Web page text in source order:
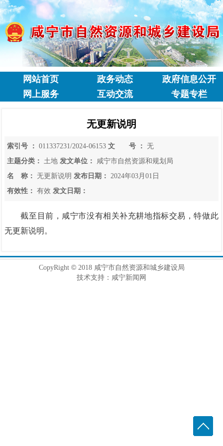
网站首页 政务动态
政府信息公开
网上服务
互动交流 专题专栏
无更新说明
索引号 ： 011337231/2024-06153 文 号 ：
无
主题分类：
土地 发文单位：
咸宁市自然资源和规划局
名 称：
无更新说明 发布日期：
2024年03月01日
有效性：
有效 发文日期：
截至目前，咸宁市没有相关补充耕地指标交易，特做此
无更新说明。
CopyRight ©2018 咸宁市自然资源和城乡建设局
技术支持：咸宁新闻网